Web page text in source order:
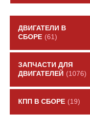
ДВИГАТЕЛИ В
СБОРЕ (61)
ЗАПЧАСТИ ДЛЯ
ДВИГАТЕЛЕЙ (1076)
КПП В СБОРЕ (19)